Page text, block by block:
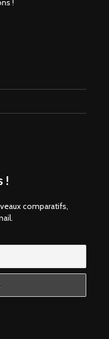
!
!
comparatifs,